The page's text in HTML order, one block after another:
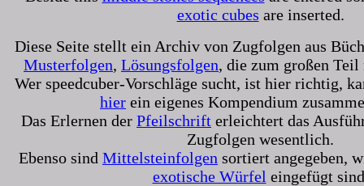
exotic cubes are inserted.
Diese Seite stellt ein Archiv von Zugfolgen aus
Musterfolgen, Lösungsfolgen, die zum großen
Wer speedcuber-Vorschläge sucht, ist hier richtig,
hier ein eigenes Kompendium
Das Erlernen der Pfeilschrift erleichtert das
Zugfolgen wesentlich.
Ebenso sind Mittelsteinfolgen sortiert angegeben,
exotische Würfel eingefügt